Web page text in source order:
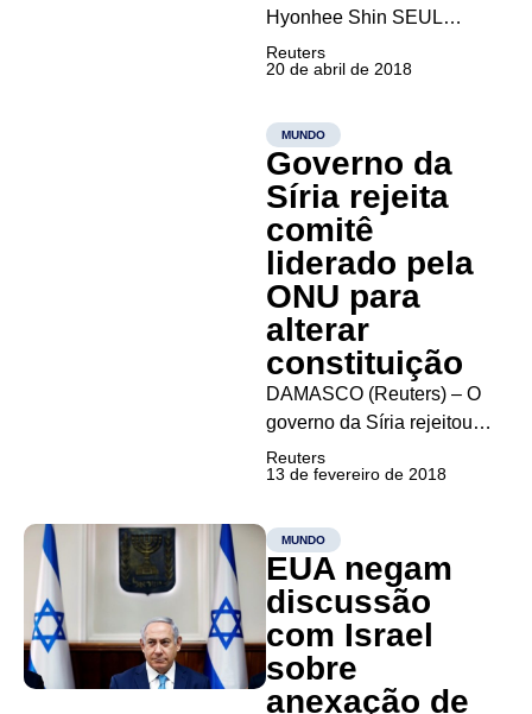
Hyonhee Shin SEUL
(Reuters) – Coreia do Norte
e Coreia do Sul instalaram
entre seus líderes nesta
sexta-feira, à medida que se
preparam para sua primeira
cúpula desde 2007 — e a...
Reuters
20 de abril de 2018
MUNDO
Governo da
Síria rejeita
comitê
liderado pela
ONU para
alterar
constituição
DAMASCO (Reuters) – O
governo da Síria rejeitou
nesta terça-feira esforços
liderados pela Organização
para formar um comitê com
o objetivo de reescrever a
constituição do país, o
principal resultado de um
congresso de paz entre...
Reuters
13 de fevereiro de 2018
MUNDO
EUA negam
discussão
com Israel
sobre
anexação de